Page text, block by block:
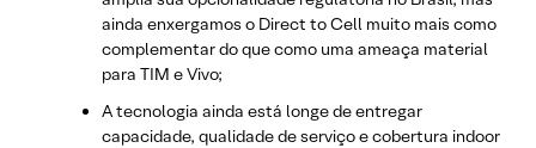
ainda enxergamos o Direct to Cell muito mais como
complementar do que como uma ameaça material
para TIM e Vivo;
A tecnologia ainda está longe de entregar
capacidade, qualidade de serviço e cobertura indoor